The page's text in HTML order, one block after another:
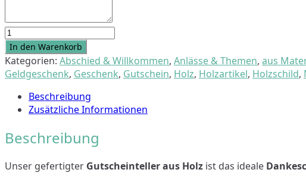
Personalisierter
Gutschein
Geldgeschenk
"Padel"
Menge
In den Warenkorb
Kategorien: Abschied & Willkommen, Anlässe & Themen, aus
Geldgeschenk, Geschenk, Gutschein, Holz, Holzartikel, Holzschild,
Beschreibung
Zusätzliche Informationen
Beschreibung
Unser gefertigter Gutscheinteller aus Holz ist das ideale